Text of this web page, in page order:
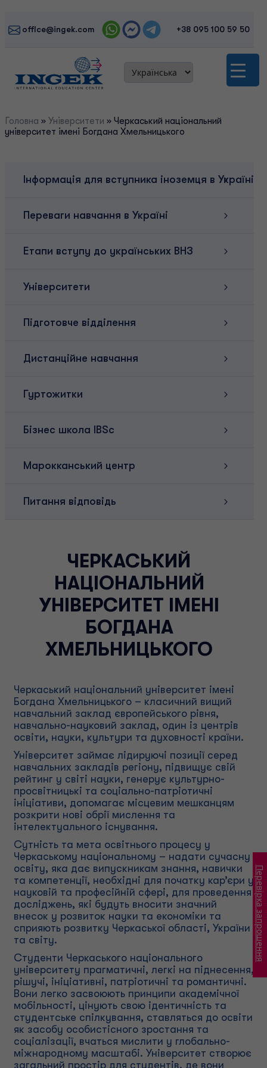
contentoffice@ingek.com +38 095 100 59 50
Головна » Університети » Черкаський національний
університет імені Богдана Хмельницького
Інформація для вступника іноземця в Україні
Переваги навчання в Україні
Етапи вступу до українських ВНЗ
Університети
Підготовче відділення
Дистанційне навчання
Гуртожитки
Бізнес школа IBSc
Марокканський центр
Питання відповідь
ЧЕРКАСЬКИЙ
НАЦІОНАЛЬНИЙ
УНІВЕРСИТЕТ ІМЕНІ
БОГДАНА
ХМЕЛЬНИЦЬКОГО
Черкаський національний університет імені
Богдана Хмельницького – класичний вищий
навчальний заклад європейського рівня,
навчально-науковий заклад, один із центрів
освіти, науки, культури та духовності країни.
Університет займає лідируючі позиції серед
навчальних закладів регіону, підвищує свій
рейтинг у світі науки, генерує культурно-
просвітницькі та соціально-патріотичні
ініціативи, допомагає місцевим мешканцям
розкрити нові обрії мислення та
інтелектуального існування.
Сутність та мета освітнього процесу у
Черкаському національному – надати сучасну
освіту, яка дає випускникам знання, навички
та компетенції, необхідні для початку кар’єри у
науковій та професійній сфері, для проведення
досліджень, які будуть вносити значний
внесок у розвиток науки та економіки та
сприяють розвитку Черкаської області, України
та світу.
Студенти Черкаського національного
університету прагматичні, легкі на піднесення,
рішучі, ініціативні, патріотичні та романтичні.
Вони легко засвоюють принципи академічної
мобільності, цінують свою ідентичність та
студентське спілкування, ставляться до освіти
як засобу особистісного зростання та
соціалізації, вчаться мислити у глобально-
міжнародному масштабі. Університет створює
загальний простір для студентів, де вони
Перевірка запрошення